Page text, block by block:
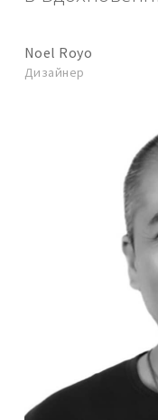
Noel Royo
Дизайнер